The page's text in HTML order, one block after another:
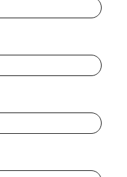
AUX GALERISTES
ARTISTE